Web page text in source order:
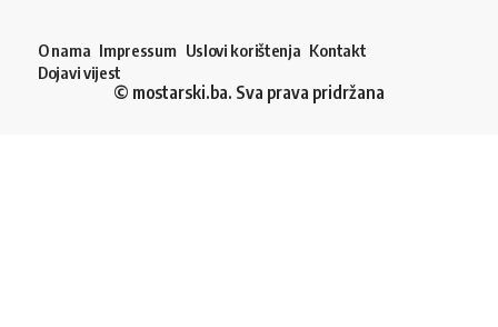
O nama Impressum Uslovi korištenja Kontakt
Dojavi vijest
© mostarski.ba. Sva prava pridržana